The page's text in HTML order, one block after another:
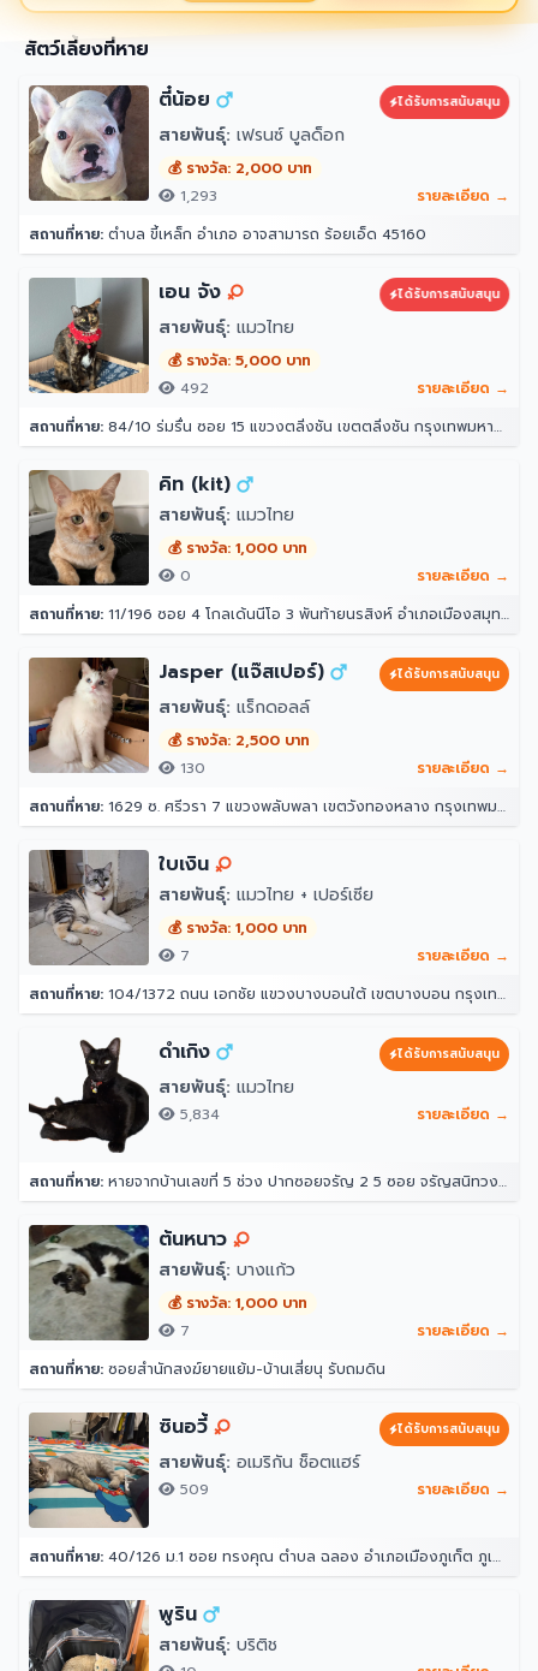
สัตว์เลี้ยงที่หาย
ตี๋น้อย
ได้รับการสนับสนุน
สายพันธุ์: เฟรนซ์ บูลด็อก
💰 รางวัล: 2,000 บาท
1,293
รายละเอียด →
สถานที่หาย: ตำบล ขี้เหล็ก อำเภอ อาจสามารถ ร้อยเอ็ด 45160
เอน จัง ได้รับการสนับสนุน
สายพันธุ์: แมวไทย
💰 รางวัล: 5,000 บาท
492
รายละเอียด →
สถานที่หาย: 84/10 ร่มรื่น ซอย 15 แขวงตลิ่งชัน เขตตลิ่งชัน กรุงเทพมหานคร 10170
คิท (kit)
สายพันธุ์: แมวไทย
💰 รางวัล: 1,000 บาท
0
รายละเอียด →
สถานที่หาย: 11/196 ซอย 4 โกลเด้นนีโอ 3 พันท้ายนรสิงห์ อำเภอเมืองสมุทรสาคร สมุทรสาคร 74000
Jasper (แจ๊สเปอร์) ได้รับการสนับสนุน
สายพันธุ์: แร็กดอลล์
💰 รางวัล: 2,500 บาท
130
รายละเอียด →
สถานที่หาย: 1629 ซ. ศรีวรา 7 แขวงพลับพลา เขตวังทองหลาง กรุงเทพมหานคร 10312
ใบเงิน
สายพันธุ์: แมวไทย + เปอร์เซีย
💰 รางวัล: 1,000 บาท
7
รายละเอียด →
สถานที่หาย: 104/1372 ถนน เอกชัย แขวงบางบอนใต้ เขตบางบอน กรุงเทพมหานคร 10150
ดำเกิง ได้รับการสนับสนุน
สายพันธุ์: แมวไทย
5,834 รายละเอียด →
สถานที่หาย: หายจากบ้านเลขที่ 5 ช่วง ปากซอยจรัญ 2 5 ซอย จรัญสนิทวงศ์ 2 แขวงวัดท่าพระ เขตบางกอกใหญ่ กรุงเทพมหานคร 10600 ประเทศไทย
ต้นหนาว
สายพันธุ์: บางแก้ว
💰 รางวัล: 1,000 บาท
7
รายละเอียด →
สถานที่หาย: ซอยสำนักสงฆ์ยายแย้ม-บ้านเสี่ยนุ รับถมดิน
ซินอวี้ ได้รับการสนับสนุน
สายพันธุ์: อเมริกัน ช็อตแฮร์
509 รายละเอียด →
สถานที่หาย: 40/126 ม.1 ซอย ทรงคุณ ตำบล ฉลอง อำเภอเมืองภูเก็ต ภูเก็ต 83000
พูริน
สายพันธุ์: บริติช